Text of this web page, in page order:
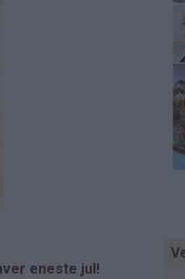
eneste jul!